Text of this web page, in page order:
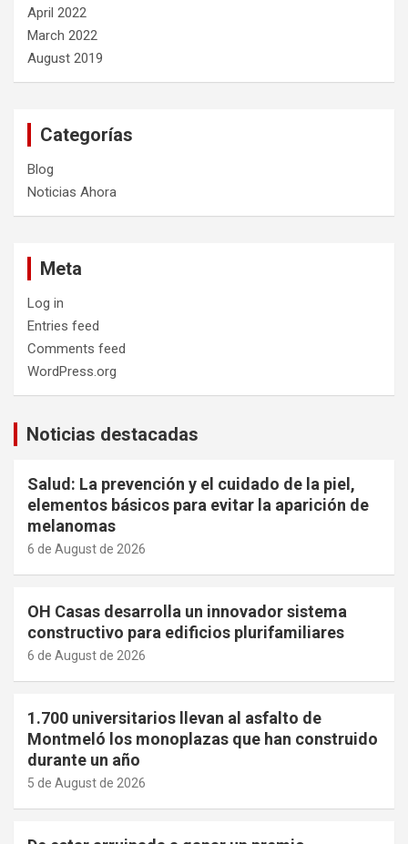
April 2022
March 2022
August 2019
Categorías
Blog
Noticias Ahora
Meta
Log in
Entries feed
Comments feed
WordPress.org
Noticias destacadas
Salud: La prevención y el cuidado de la piel,
elementos básicos para evitar la aparición de
melanomas
6 de August de 2026
OH Casas desarrolla un innovador sistema
constructivo para edificios plurifamiliares
6 de August de 2026
1.700 universitarios llevan al asfalto de
Montmeló los monoplazas que han construido
durante un año
5 de August de 2026